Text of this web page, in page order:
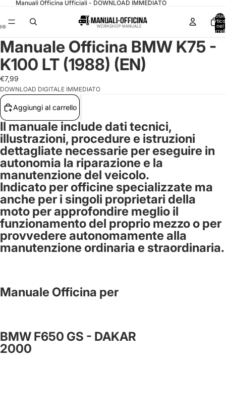
Manuali Officina Ufficiali - DOWNLOAD IMMEDIATO
nel
Manuale Officina BMW K75 -
K100 LT (1988) (EN)
€7,99
DOWNLOAD DIGITALE IMMEDIATO
Aggiungi al carrello
Il manuale include dati tecnici,
illustrazioni, procedure e istruzioni
dettagliate necessarie per eseguire in
autonomia la riparazione e la
manutenzione del veicolo.
Indicato per officine specializzate ma
anche per i singoli proprietari della
moto per approfondire meglio il
funzionamento del proprio mezzo o per
provvedere autonomamente alla
manutenzione ordinaria e straordinaria.
Manuale Officina per
BMW F650 GS - DAKAR
2000